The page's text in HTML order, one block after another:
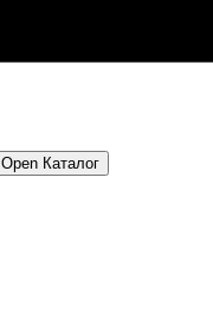
Open Каталог